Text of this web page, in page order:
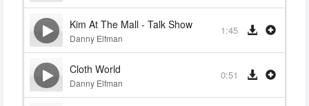
Kim At The Mall - Talk Show
Danny Elfman
1:45
Cloth World
Danny Elfman
0:51